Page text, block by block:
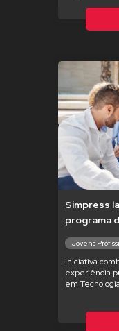
Simpress
programa
Jovens
Iniciativa
experiência
em Tecnologia